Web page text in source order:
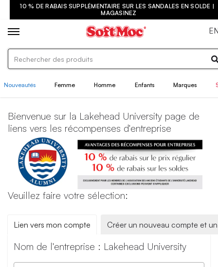
10 % DE RABAIS SUPPLÉMENTAIRE SUR LES SANDALES EN SOLDE |
MAGASINEZ
Nouveautés Femme Homme Enfants Marques
Bienvenue sur la Lakehead University page de
liens vers les récompenses d'entreprise
Veuillez faire votre sélection:
Lien vers mon compte Créer un nouveau compte et
Nom de l'entreprise : Lakehead University